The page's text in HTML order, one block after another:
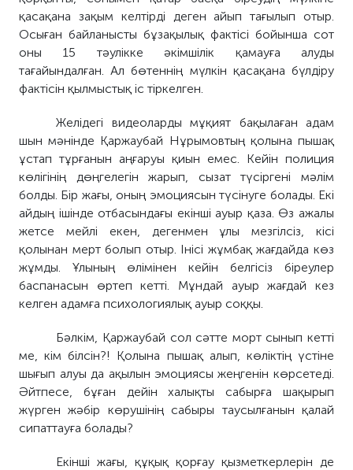
қасақана зақым келтірді деген айып тағылып отыр.
Осыған байланысты бұзақылық фактісі бойынша сот
оны 15 тәулікке әкімшілік қамауға алуды
тағайындалған. Ал бөтеннің мүлкін қасақана бүлдіру
фактісін қылмыстық іс тіркелген.
Желідегі видеоларды мұқият бақылаған адам
шын мәнінде Қаржаубай Нұрымовтың қолына пышақ
ұстап тұрғанын аңғаруы қиын емес. Кейін полиция
көлігінің дөңгелегін жарып, сызат түсіргені мәлім
болды. Бір жағы, оның эмоциясын түсінуге болады. Екі
айдың ішінде отбасындағы екінші ауыр қаза. Өз ажалы
жетсе мейлі екен, дегенмен ұлы мезгілсіз, кісі
қолынан мерт болып отыр. Інісі жұмбақ жағдайда көз
жұмды. Ұлының өлімінен кейін белгісіз біреулер
баспанасын өртеп кетті. Мұндай ауыр жағдай кез
келген адамға психологиялық ауыр соққы.
Бәлкім, Қаржаубай сол сәтте морт сынып кетті
ме, кім білсін?! Қолына пышақ алып, көліктің үстіне
шығып алуы да ақылын эмоциясы жеңгенін көрсетеді.
Әйтпесе, бұған дейін халықты сабырға шақырып
жүрген жәбір көрушінің сабыры таусылғанын қалай
сипаттауға болады?
Екінші жағы, құқық қорғау қызметкерлерін де